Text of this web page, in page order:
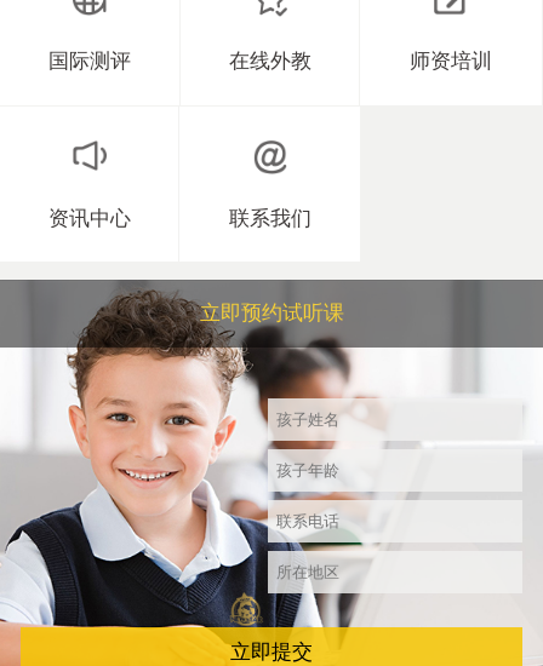
国际测评 在线外教 师资培训
资讯中心 联系我们
立即预约试听课
立即提交